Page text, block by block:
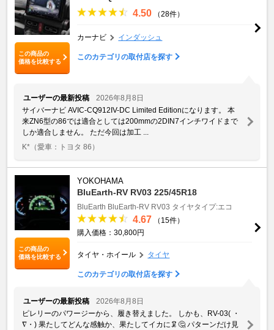
この商品の
価格を比較する
4.50 （28件）
カーナビ インダッシュ
このカテゴリの取付店を探す
ユーザーの最新投稿
2026年8月8日
サイバーナビ AVIC-CQ912IV-DC Limited Editionになります。 本
来ZN6型の86では適合としては200mmの2DIN7インチワイドまで
しか適合しません。 ただ今回は加工 ...
K* （愛車：トヨタ 86）
この商品の
価格を比較する
YOKOHAMA
BluEarth-RV RV03 225/45R18
BluEarth BluEarth-RV RV03 タイヤタイプ:エコ
4.67
（15件）
購入価格：30,800円
タイヤ・ホイール タイヤ
このカテゴリの取付店を探す
ユーザーの最新投稿
2026年8月8日
ピレリーのパワージーから、履き替えました。 しかも、RV-03( ・
∇・) 果たしてどんな感触か、果たしてイカに🦑🤔 パターンだけ見